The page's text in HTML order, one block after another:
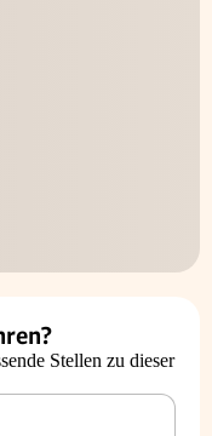
Stellen zu dieser